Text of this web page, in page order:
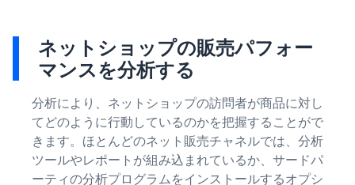
ネットショップの販売パフォー
マンスを分析する
分析により、ネットショップの訪問者が商品に対し
てどのように行動しているのかを把握することがで
きます。ほとんどのネット販売チャネルでは、分析
ツールやレポートが組み込まれているか、サードパ
ーティの分析プログラムをインストールするオプシ